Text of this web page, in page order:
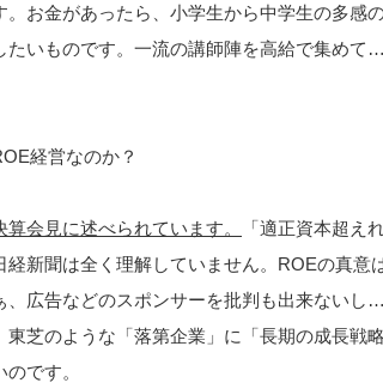
。お金があったら、小学生から中学生の多感
たいものです。一流の講師陣を高給で集めて
経営なのか？
算会見に述べられています。
「適正資本超え
経新聞は全く理解していません。ROEの真意
、広告などのスポンサーを批判も出来ないし
東芝のような「落第企業」に「長期の成長戦
です。